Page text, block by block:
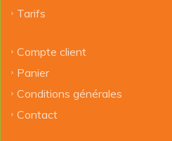
Tarifs
Compte client
Panier
Conditions générales
Contact